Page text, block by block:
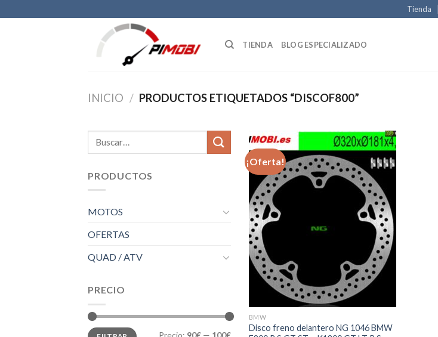
to
Tienda
TIENDA BLOG ESPECIALIZADO
INICIO / PRODUCTOS ETIQUETADOS “DISCOF800”
Buscar
PRODUCTOS
MOTOS
OFERTAS
QUAD / ATV
PRECIO
Precio
Precio
Precio: 90€ — 100€
¡Oferta!
Añadir
a la
lista de
deseos
BMW
Disco freno delantero NG 1046 BMW